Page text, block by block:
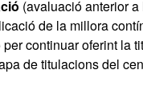
(avaluació anterior a
de la millora
continuar oferint la
de titulacions del